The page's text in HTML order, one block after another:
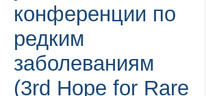
конференции по
редким
заболеваниям
(3rd Hope for Rare